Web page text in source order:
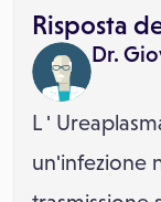
Risposta
Dr.
L '
un'infezione